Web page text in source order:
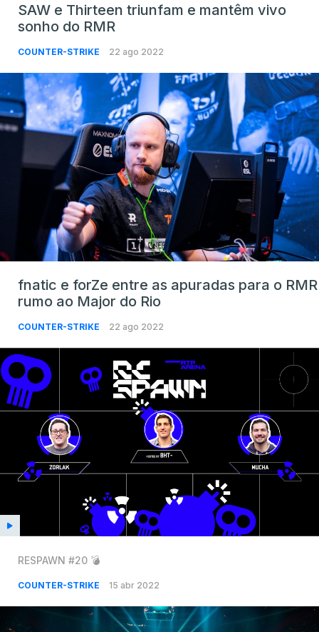
SAW e Thirteen triunfam e mantêm vivo
sonho do RMR
COUNTER-STRIKE 22 ago 2022
fnatic e forZe entre as apuradas para o RMR
rumo ao Major do Rio
COUNTER-STRIKE 22 ago 2022
RESPAWN #20 💣
COUNTER-STRIKE 15 abr 2022